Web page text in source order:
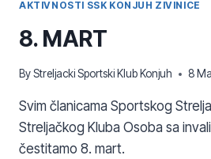
AKTIVNOSTI SSK KONJUH ZIVINICE
8. MART
ByStreljacki Sportski Klub Konjuh 8
Svim članicama Sportskog
Streljačkog Kluba Osoba sa
čestitamo 8. mart.